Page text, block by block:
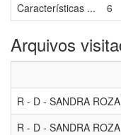
Características ...
6
Arquivos
R - D - SANDRA
R - D - SANDRA